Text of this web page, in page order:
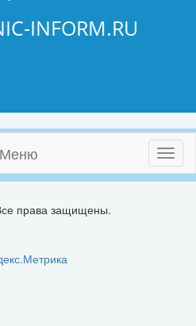
INFORM.RU
Меню
права защищены.